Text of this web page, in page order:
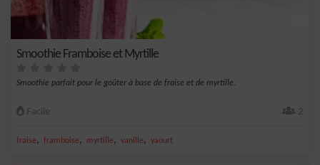
Smoothie Framboise et Myrtille
Smoothie parfait pour le goûter à base de fraise et de myrtille.
Facile 2
fraise, framboise, myrtille, vanille, yaourt